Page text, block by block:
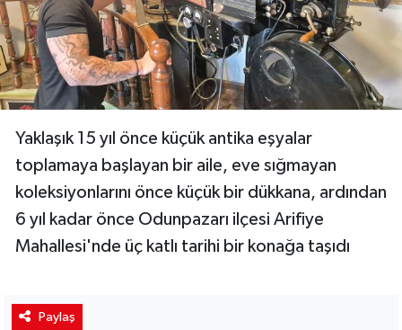
Yaklaşık 15 yıl önce küçük antika eşyalar
toplamaya başlayan bir aile, eve sığmayan
koleksiyonlarını önce küçük bir dükkana, ardından
6 yıl kadar önce Odunpazarı ilçesi Arifiye
Mahallesi'nde üç katlı tarihi bir konağa taşıdı
Paylaş